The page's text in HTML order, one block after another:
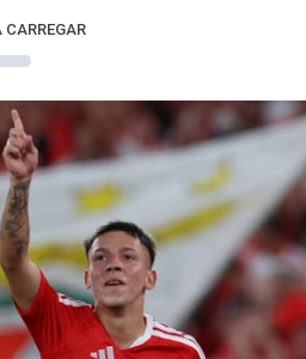
CARREGAR